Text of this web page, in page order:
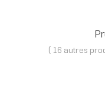
( 16 autres